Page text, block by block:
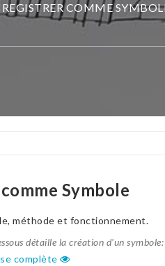
COMME
Symbole
méthode et fonctionnement.
détaille la création d'un
complète